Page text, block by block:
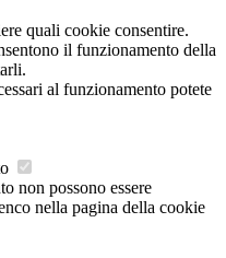
quali cookie consentire.
il funzionamento della
al funzionamento potete
non possono essere
nella pagina della cookie